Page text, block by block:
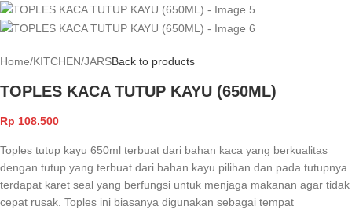
Home/KITCHEN/JARSBack to products
TOPLES KACA TUTUP KAYU (650ML)
Rp 108.500
Toples tutup kayu 650ml terbuat dari bahan kaca yang berkualitas
dengan tutup yang terbuat dari bahan kayu pilihan dan pada tutupnya
terdapat karet seal yang berfungsi untuk menjaga makanan agar tidak
cepat rusak. Toples ini biasanya digunakan sebagai tempat